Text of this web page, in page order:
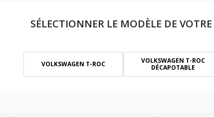
SÉLECTIONNER LE MODÈLE DE VOTRE
VOLKSWAGEN T-ROC
VOLKSWAGEN T-ROC
DÉCAPOTABLE